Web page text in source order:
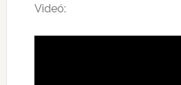
Videó: